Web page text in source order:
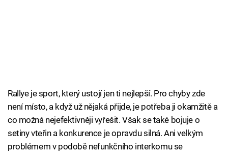
Rallye je sport, který ustojí jen ti nejlepší. Pro chyby zde
není místo, a když už nějaká přijde, je potřeba ji okamžitě a
co možná nejefektivněji vyřešit. Však se také bojuje o
setiny vteřin a konkurence je opravdu silná. Ani velkým
problémem v podobě nefunkčního interkomu se